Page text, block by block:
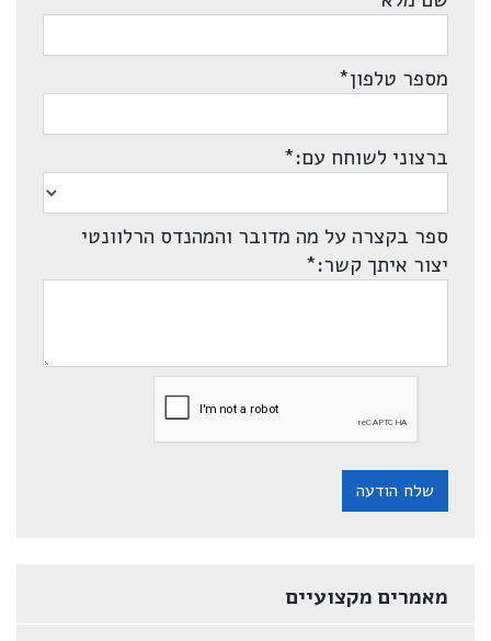
מספר טלפון*
ברצוני לשוחח עם:*
ספר בקצרה על מה מדובר והמהנדס הרלוונטי
יצור איתך קשר:*
שלח הודעה
מאמרים מקצועיים